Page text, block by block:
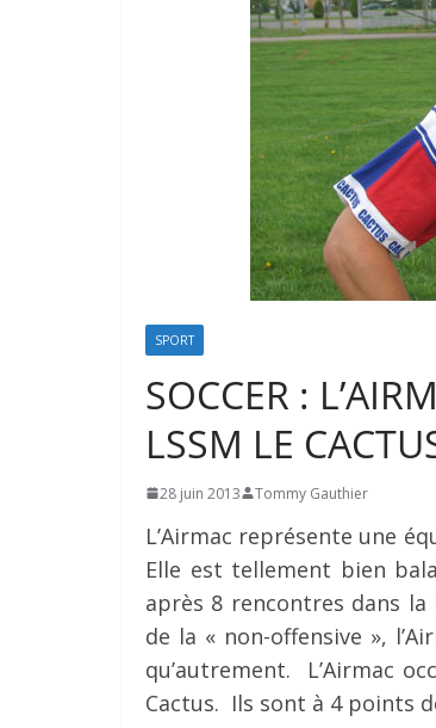
SPORT
SOCCER :
LSSM LE
28 juin 2013 Tommy Gauthier
L’Airmac représente une
Elle est tellement bien
après 8 rencontres dans la
de la « non-offensive »,
qu’autrement. L’Airmac
Cactus. Ils sont à 4 points